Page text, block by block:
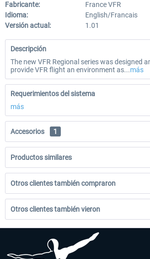
Fabricante:
France VFR
Idioma:
English/Francais
Versión actual:
1.01
Descripción
The new VFR Regional series was designed
provide VFR flight an environment as...más
Requerimientos del sistema
más
Accesorios 1
Productos similares
Otros clientes también compraron
Otros clientes también vieron